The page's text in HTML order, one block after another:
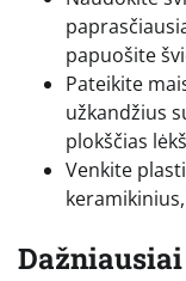
papuošite
Pateikite
užkandžius
plokščias
Venkite